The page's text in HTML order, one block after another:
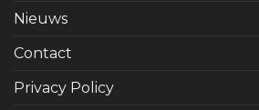
Nieuws
Contact
Privacy Policy